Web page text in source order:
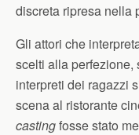
discreta ripresa nella
Gli attori che
scelti alla
interpreti dei ragazzi
scena al ristorante
castingfosse stato